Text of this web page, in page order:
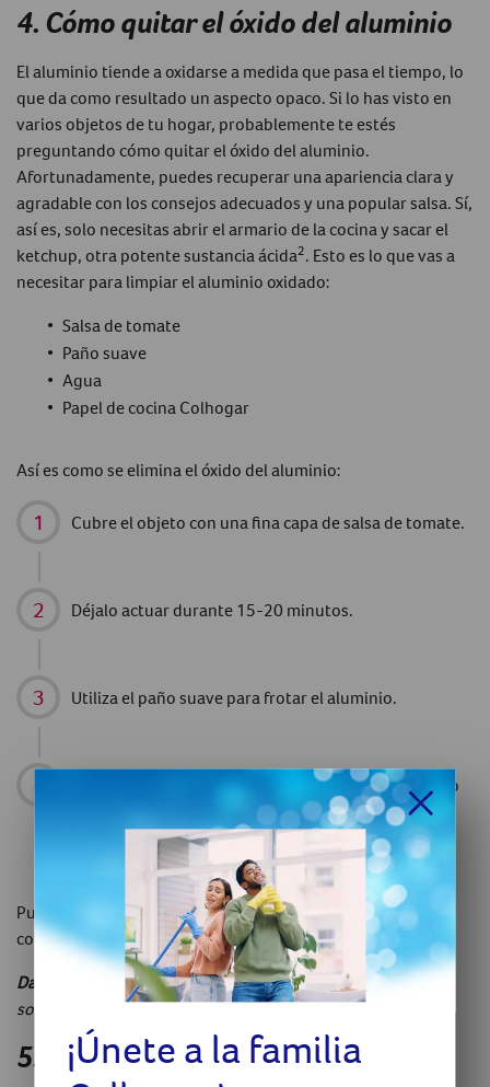
4. Cómo quitar el óxido del aluminio
El aluminio tiende a oxidarse a medida que pasa el tiempo, lo
que da como resultado un aspecto opaco. Si lo has visto en
varios objetos de tu hogar, probablemente te estés
preguntando cómo quitar el óxido del aluminio.
Afortunadamente, puedes recuperar una apariencia clara y
agradable con los consejos adecuados y una popular salsa. Sí,
así es, solo necesitas abrir el armario de la cocina y sacar el
ketchup, otra potente sustancia ácida2. Esto es lo que vas a
necesitar para limpiar el aluminio oxidado:
Salsa de tomate
Paño suave
Agua
Papel de cocina Colhogar
Así es como se elimina el óxido del aluminio:
Cubre el objeto con una fina capa de salsa de tomate.
Déjalo actuar durante 15-20 minutos.
Utiliza el paño suave para frotar el aluminio.
Enjuaga con agua inmediatamente después (en caso
contrario, podrías correr el riesgo de manchar y
Pule con un trozo de papel de cocina para que se seque por
completo y resalte el brillo.
Dato curioso
: ¡El ketchup también es un producto
sorprendentemente efectivo para limpiar cubiertos!
5. Cómo pulir el aluminioen casa
¡Únete a la familia